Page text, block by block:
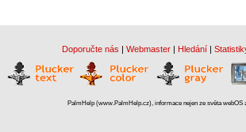
Doporučte nás | Webmaster | Hledání |
PalmHelp (www.PalmHelp.cz), informace nejen ze světa